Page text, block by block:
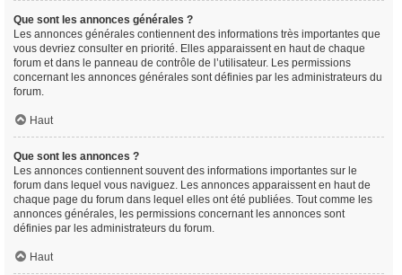
Que sont les annonces générales ?
Les annonces générales contiennent des informations très importantes que
vous devriez consulter en priorité. Elles apparaissent en haut de chaque
forum et dans le panneau de contrôle de l’utilisateur. Les permissions
concernant les annonces générales sont définies par les administrateurs du
forum.
Haut
Que sont les annonces ?
Les annonces contiennent souvent des informations importantes sur le
forum dans lequel vous naviguez. Les annonces apparaissent en haut de
chaque page du forum dans lequel elles ont été publiées. Tout comme les
annonces générales, les permissions concernant les annonces sont
définies par les administrateurs du forum.
Haut